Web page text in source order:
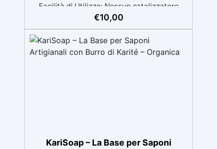
Facilità di Utilizzo: Nessun catalizzatore
richiesto, applicala e indurisce subito
decorazioni personalizzate Nuova Formula:
Non lascia superfici appiccicose, risultato
pulito e sicuro
€10,00
KariSoap – La Base per Saponi